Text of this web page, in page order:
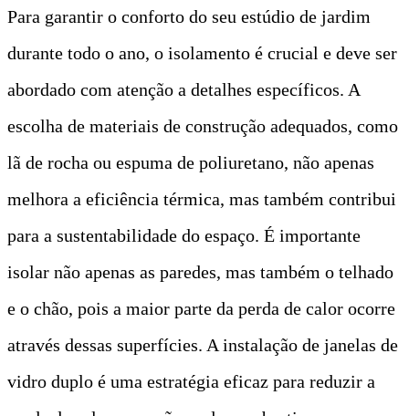
Para garantir o conforto do seu estúdio de jardim
durante todo o ano, o isolamento é crucial e deve ser
abordado com atenção a detalhes específicos. A
escolha de materiais de construção adequados, como
lã de rocha ou espuma de poliuretano, não apenas
melhora a eficiência térmica, mas também contribui
para a sustentabilidade do espaço. É importante
isolar não apenas as paredes, mas também o telhado
e o chão, pois a maior parte da perda de calor ocorre
através dessas superfícies. A instalação de janelas de
vidro duplo é uma estratégia eficaz para reduzir a